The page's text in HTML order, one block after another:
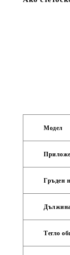
Модел
Гръден
Тегло